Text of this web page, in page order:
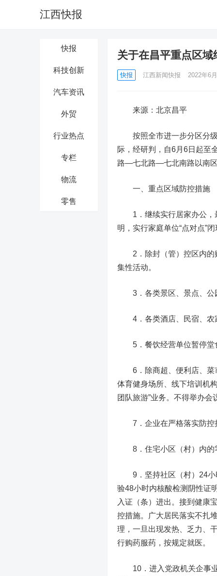
江西快报
快报
科技创新
汽车资讯
外贸
行业热点
专栏
物流
零售
关于在昌平重点区
快报 江西新闻快报 2022年6
来源：北京昌平
按照全市进一步分区分级
际，经研判， 自6月6日起至
路—七北路—七北南路以南
一、重点区域防控措施
1．继续实行居家办公，
明，实行家庭单位“点对点”闭
2．除封（管）控区内的
集性活动。
3．各类景区、景点、公园
4．各类酒店、民宿、农
5．餐饮经营单位暂停堂
6．除商超、便利店、菜
体育健身场所、线下培训机
团队旅游”业务。不得举办会
7．企业在严格落实防控措
8．住宅小区（村）内的
9．坚持社区（村）24小
验48小时内核酸检测阴性证
入证（条）进出。接到健康
控措施。广大居民落实不扎
理，一旦出现发热、乏力、
行购药服药，按规定就医。
10．进入党政机关企事业